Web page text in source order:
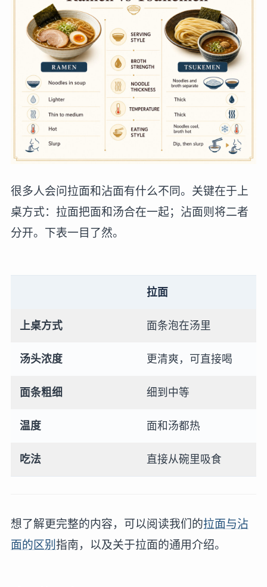
很多人会问拉面和沾面有什么不同。关键在于上
桌方式：拉面把面和汤合在一起；沾面则将二者
分开。下表一目了然。
拉面
上桌方式 面条泡在汤里
汤头浓度 更清爽，可直接喝
面条粗细 细到中等
温度 面和汤都热
吃法 直接从碗里吸食
想了解更完整的内容，可以阅读我们的拉面与沾
面的区别 指南，以及关于拉面的通用介绍。